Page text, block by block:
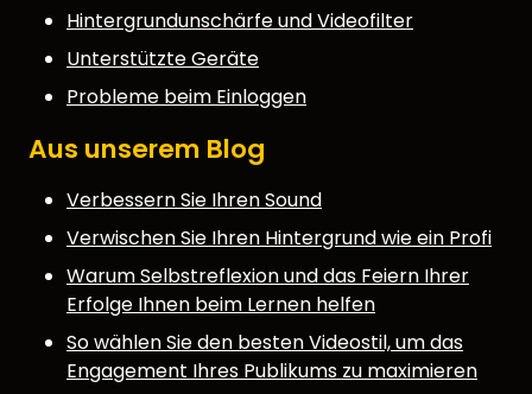
Hintergrundunschärfe und Videofilter
Unterstützte Geräte
Probleme beim Einloggen
Aus unserem Blog
Verbessern Sie Ihren Sound
Verwischen Sie Ihren Hintergrund wie ein Profi
Warum Selbstreflexion und das Feiern Ihrer
Erfolge Ihnen beim Lernen helfen
So wählen Sie den besten Videostil, um das
Engagement Ihres Publikums zu maximieren